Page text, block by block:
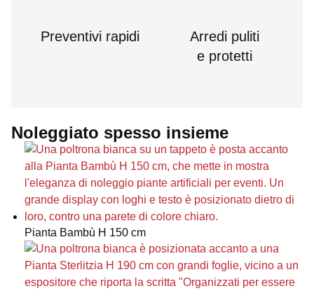
Preventivi rapidi
Arredi puliti
e protetti
Noleggiato spesso insieme
Pianta Bambù H 150 cm